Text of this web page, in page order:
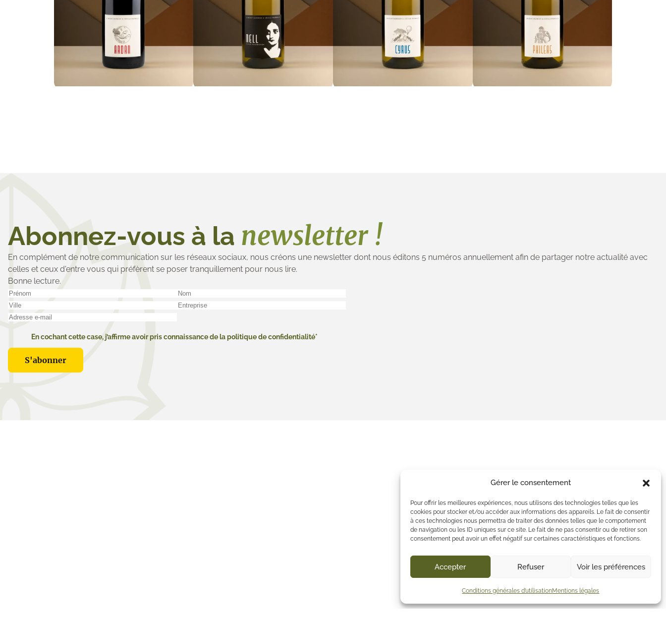
Gérer le consentement
Pour offrir les meilleures expériences, nous utilisons des technologies telles que les
cookies pour stocker et/ou accéder aux informations des appareils. Le fait de consentir
à ces technologies nous permettra de traiter des données telles que le comportement
de navigation ou les ID uniques sur ce site. Le fait de ne pas consentir ou de retirer son
consentement peut avoir un effet négatif sur certaines caractéristiques et fonctions.
Accepter Refuser Voir les préférences
Conditions générales d’utilisationMentions légales
Abonnez-vous à la newsletter !
En complément de notre communication sur les réseaux sociaux, nous créons une newsletter dont nous éditons 5 numéros annuellement afin de partager notre actualité avec
celles et ceux d'entre vous qui préfèrent se poser tranquillement pour nous lire.
Bonne lecture.
En cochant cette case, j’affirme avoir pris connaissance de la politique de confidentialité*